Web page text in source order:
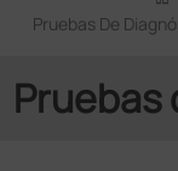
Pruebas De
Pruebas